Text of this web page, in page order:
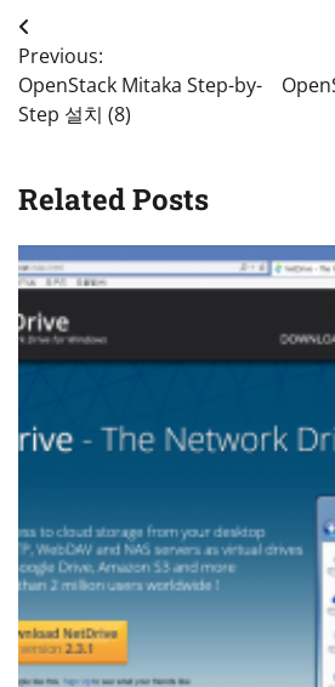
Post
navigation
Previous:
OpenStack Mitaka Step-by-
Step 설치 (8)
Related Posts